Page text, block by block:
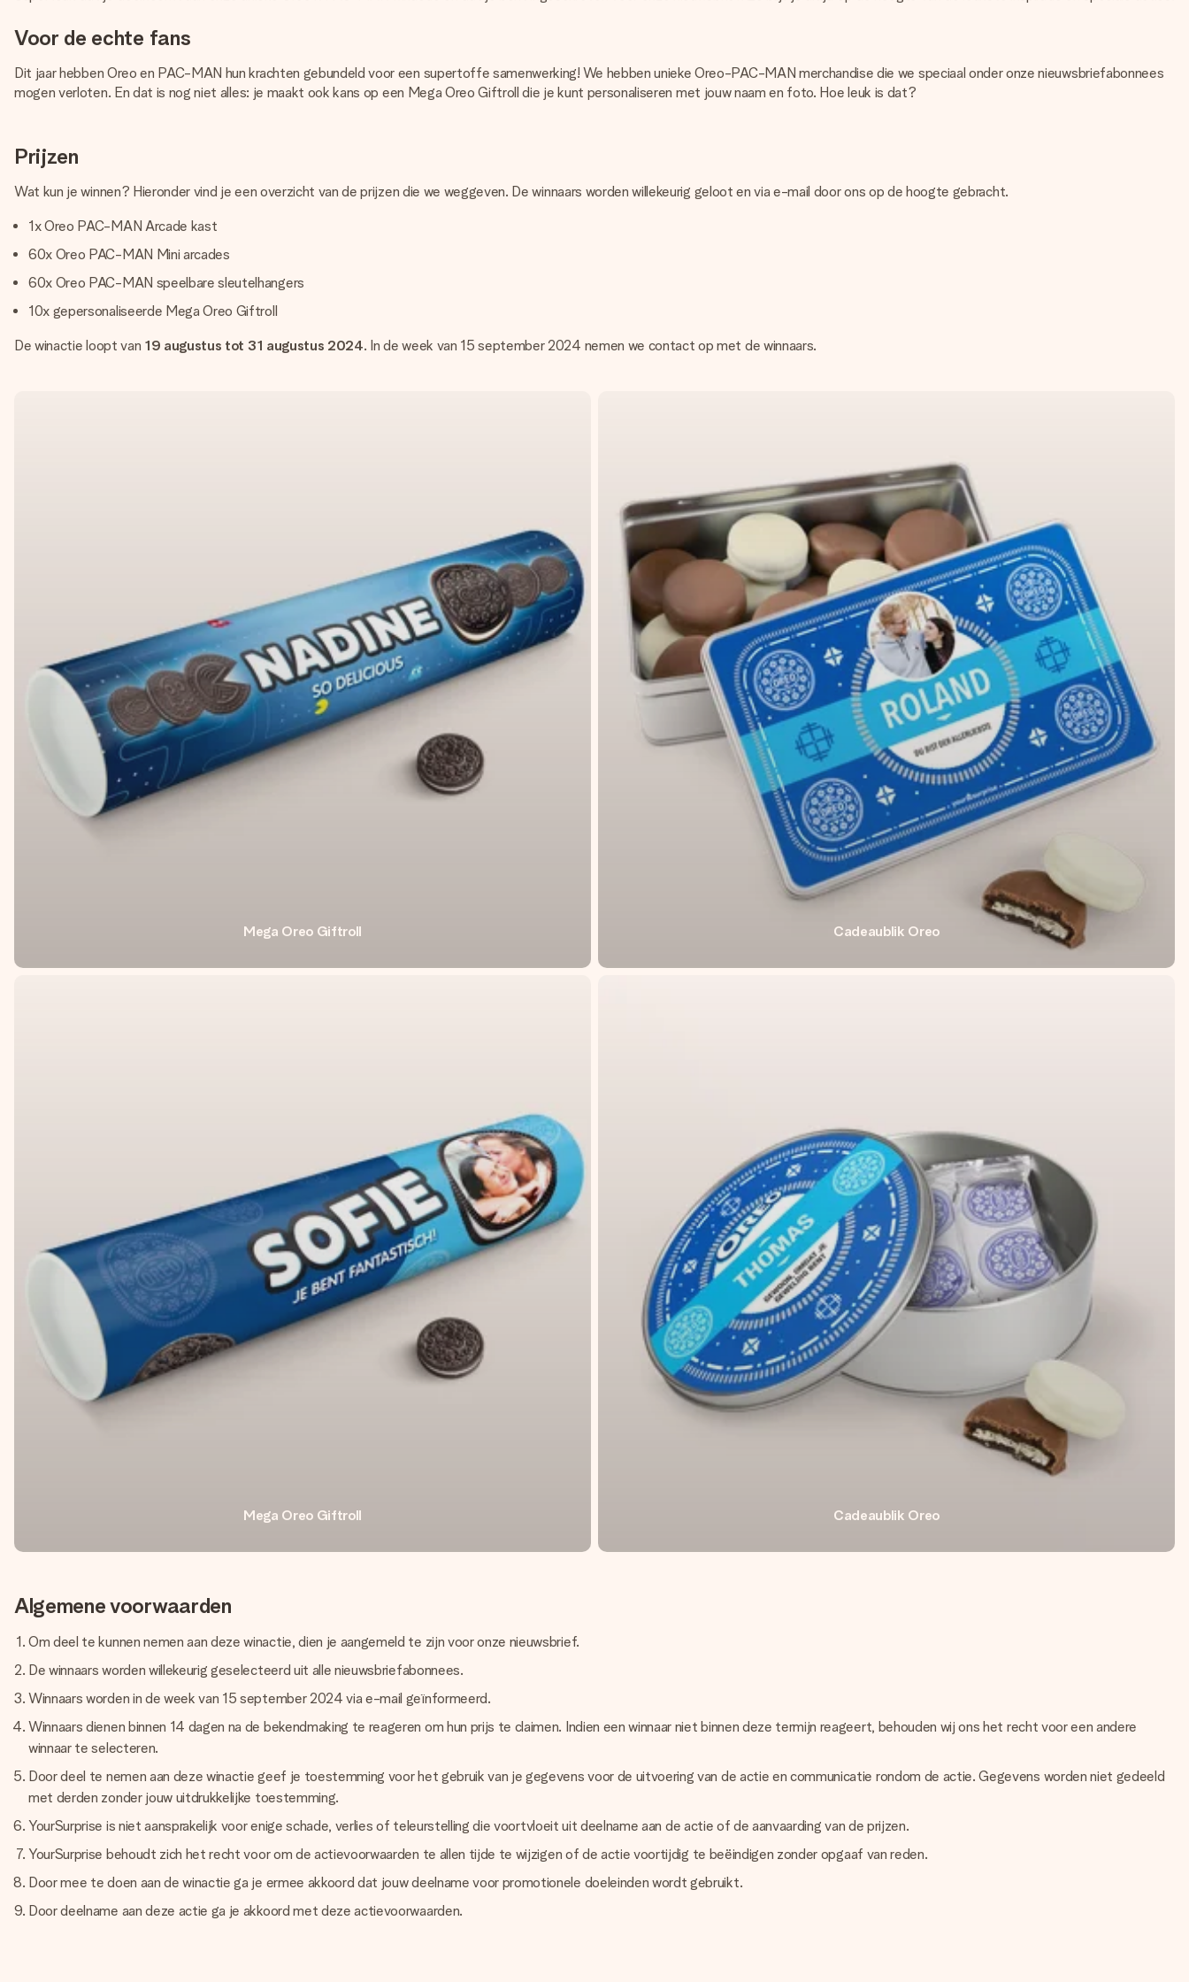
Voor de echte fans
Dit jaar hebben Oreo en PAC-MAN hun krachten gebundeld voor een supertoffe samenwerking! We hebben unieke Oreo-PAC-MAN merchandise die we speciaal onder onze nieuwsbriefabonnees
mogen verloten. En dat is nog niet alles: je maakt ook kans op een Mega Oreo Giftroll die je kunt personaliseren met jouw naam en foto. Hoe leuk is dat?
Prijzen
Wat kun je winnen? Hieronder vind je een overzicht van de prijzen die we weggeven. De winnaars worden willekeurig geloot en via e-mail door ons op de hoogte gebracht.
1x Oreo PAC-MAN Arcade kast
60x Oreo PAC-MAN Mini arcades
60x Oreo PAC-MAN speelbare sleutelhangers
10x gepersonaliseerde Mega Oreo Giftroll
De winactie loopt van 19 augustus tot 31 augustus 2024. In de week van 15 september 2024 nemen we contact op met de winnaars.
Mega Oreo Giftroll Cadeaublik Oreo
Mega Oreo Giftroll Cadeaublik Oreo
Algemene voorwaarden
Om deel te kunnen nemen aan deze winactie, dien je aangemeld te zijn voor onze nieuwsbrief.
De winnaars worden willekeurig geselecteerd uit alle nieuwsbriefabonnees.
Winnaars worden in de week van 15 september 2024 via e-mail geïnformeerd.
Winnaars dienen binnen 14 dagen na de bekendmaking te reageren om hun prijs te claimen. Indien een winnaar niet binnen deze termijn reageert, behouden wij ons het recht voor een andere
winnaar te selecteren.
Door deel te nemen aan deze winactie geef je toestemming voor het gebruik van je gegevens voor de uitvoering van de actie en communicatie rondom de actie. Gegevens worden niet gedeeld
met derden zonder jouw uitdrukkelijke toestemming.
YourSurprise is niet aansprakelijk voor enige schade, verlies of teleurstelling die voortvloeit uit deelname aan de actie of de aanvaarding van de prijzen.
YourSurprise behoudt zich het recht voor om de actievoorwaarden te allen tijde te wijzigen of de actie voortijdig te beëindigen zonder opgaaf van reden.
Door mee te doen aan de winactie ga je ermee akkoord dat jouw deelname voor promotionele doeleinden wordt gebruikt.
Door deelname aan deze actie ga je akkoord met deze actievoorwaarden.